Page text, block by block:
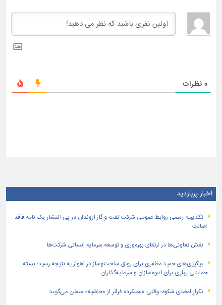
0 نظرات
اخبار پربازدید
تكذیبیه رسمی روابط عمومی شركت نفت و گاز اروندان در پی انتشار یک نامه فاقد
اصالت
نقش تعاونی‌ها در ارتقای بهره‌وری و توسعه سرمایه انسانی شرکت‌ها
پیگیری‌های حمید مظفری برای رونق ساخت‌وساز در اهواز به نتیجه رسید؛ بسته
حمایتی بهاری برای انبوه‌سازان و سرمایه‌گذاران
تکرارِ امضای شکوه؛ وقتی «عملکرد» فراتر از «حاشیه» سخن می‌گوید